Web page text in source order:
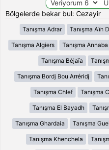
Bölgelerde bekar bul: Cezayir
Tanışma Adrar Tanışma Aïn
Tanışma Algiers Tanışma Annaba
Tanışma Béjaïa
Tanışma Bordj Bou Arréridj
Tanışma Chlef Tanışma
Tanışma El Bayadh
Tanışma Ghardaia Tanışma
Tanışma Khenchela